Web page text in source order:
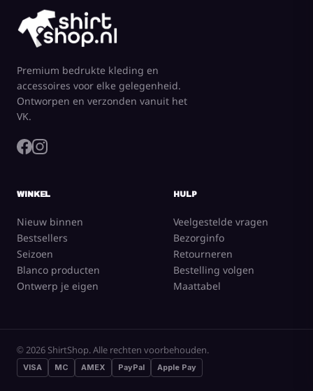
Premium bedrukte kleding en
accessoires voor elke gelegenheid.
Ontworpen en verzonden vanuit het
VK.
WINKEL
Nieuw binnen
Bestsellers
Seizoen
Blanco producten
Ontwerp je eigen
HULP
Veelgestelde vragen
Bezorginfo
Retourneren
Bestelling volgen
Maattabel
© 2026 ShirtShop. Alle rechten voorbehouden.
VISA MC AMEX PayPal Apple Pay